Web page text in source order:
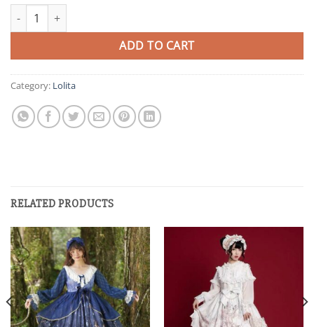
XĐ quantity
ADD TO CART
Category: Lolita
RELATED PRODUCTS